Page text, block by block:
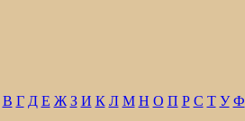
В Г Д Е Ж З И К Л М Н О П Р С Т У Ф